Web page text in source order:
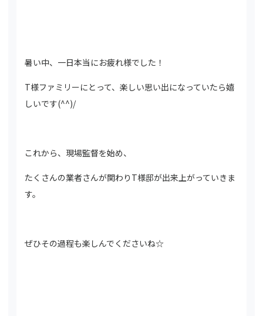
暑い中、一日本当にお疲れ様でした！
T様ファミリーにとって、楽しい思い出になっていたら嬉
しいです(^^)/
これから、現場監督を始め、
たくさんの業者さんが関わりT様邸が出来上がっていきま
す。
ぜひその過程も楽しんでくださいね☆